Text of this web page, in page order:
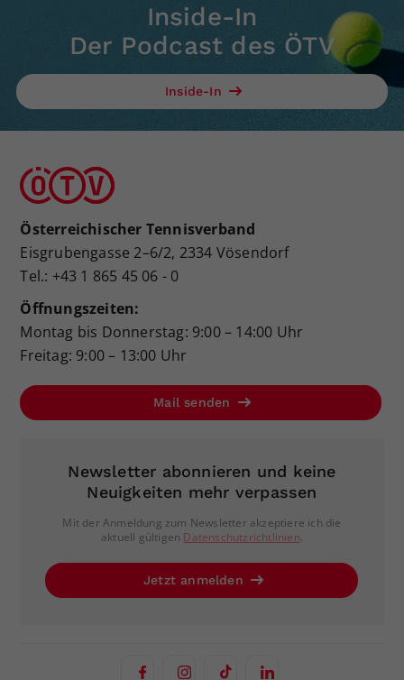
Inside-In
Der Podcast des ÖTV
Inside-In
Österreichischer Tennisverband
Eisgrubengasse 2–6/2, 2334 Vösendorf
Tel.: +43 1 865 45 06 - 0
Öffnungszeiten:
Montag bis Donnerstag: 9:00 – 14:00 Uhr
Freitag: 9:00 – 13:00 Uhr
Mail senden
Newsletter abonnieren und keine
Neuigkeiten mehr verpassen
Mit der Anmeldung zum Newsletter akzeptiere ich die
aktuell gültigen Datenschutzrichtlinien.
Jetzt anmelden